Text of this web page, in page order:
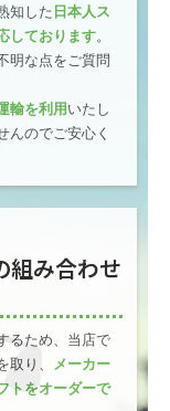
知した日本人ス
しております。
明な点をご質問
輸を利用いたし
んのでご安心く
組み合わせ
るため、当店で
り、 メーカー
トをオーダーで